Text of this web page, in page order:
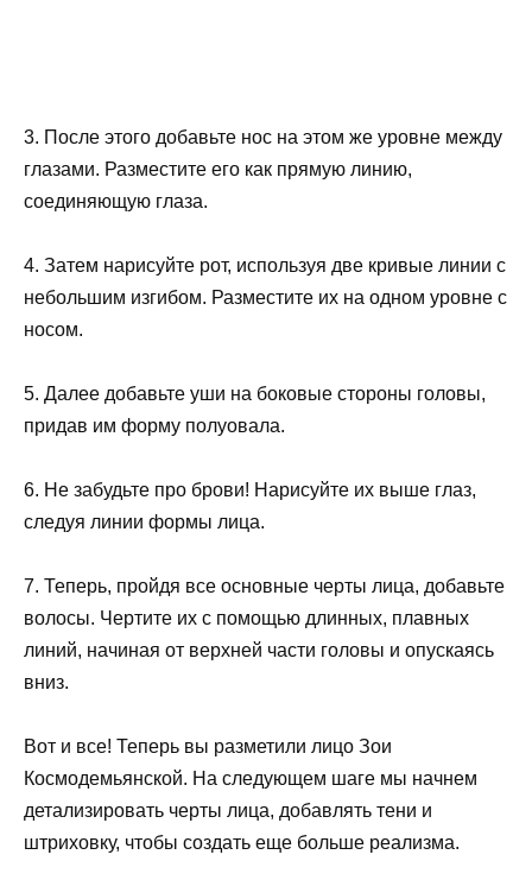
3. После этого добавьте нос на этом же уровне между
глазами. Разместите его как прямую линию,
соединяющую глаза.
4. Затем нарисуйте рот, используя две кривые линии с
небольшим изгибом. Разместите их на одном уровне с
носом.
5. Далее добавьте уши на боковые стороны головы,
придав им форму полуовала.
6. Не забудьте про брови! Нарисуйте их выше глаз,
следуя линии формы лица.
7. Теперь, пройдя все основные черты лица, добавьте
волосы. Чертите их с помощью длинных, плавных
линий, начиная от верхней части головы и опускаясь
вниз.
Вот и все! Теперь вы разметили лицо Зои
Космодемьянской. На следующем шаге мы начнем
детализировать черты лица, добавлять тени и
штриховку, чтобы создать еще больше реализма.